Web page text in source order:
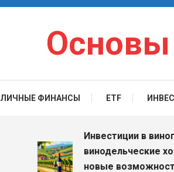
Основы
ЛИЧНЫЕ ФИНАНСЫ ETF
Инвестиции в
винодельческие
новые возможности для